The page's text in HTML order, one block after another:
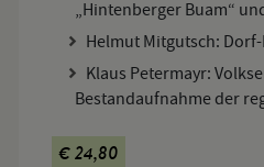
„Hintenberger Buam“
Helmut Mitgutsch:
Klaus Petermayr:
Bestandaufnahme der
€ 24,80